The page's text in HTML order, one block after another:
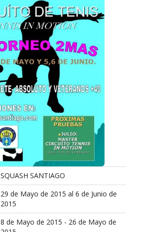
SQUASH SANTIAGO
29 de Mayo de 2015 al 6 de Junio de
2015
8 de Mayo de 2015 - 26 de Mayo de